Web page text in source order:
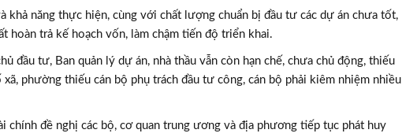
khả năng thực hiện, cùng với chất lượng chuẩn bị đầu tư các dự án chưa tốt,
hoàn trả kế hoạch vốn, làm chậm tiến độ triển khai.
đầu tư, Ban quản lý dự án, nhà thầu vẫn còn hạn chế, chưa chủ động, thiếu
phường thiếu cán bộ phụ trách đầu tư công, cán bộ phải kiêm nhiệm nhiều
chính đề nghị các bộ, cơ quan trung ương và địa phương tiếp tục phát huy